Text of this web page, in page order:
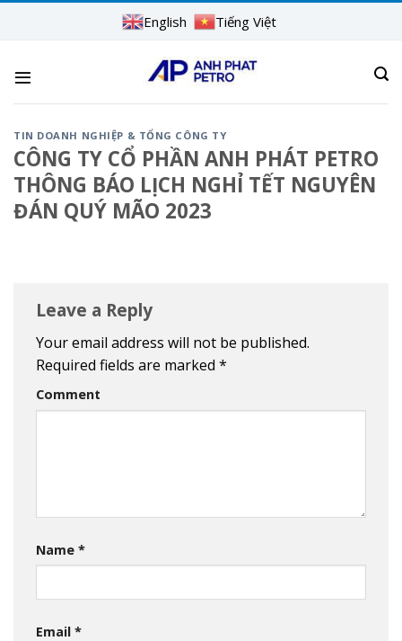
English Tiếng Việt
TIN DOANH NGHIỆP & TỔNG CÔNG TY
CÔNG TY CỔ PHẦN ANH PHÁT PETRO
THÔNG BÁO LỊCH NGHỈ TẾT NGUYÊN
ĐÁN QUÝ MÃO 2023
Leave a Reply
Your email address will not be published.
Required fields are marked *
Comment
Name *
Email *